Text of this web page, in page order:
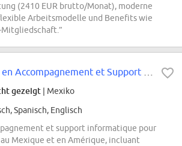
(2410 EUR brutto/Monat), moderne
Arbeitsmodelle und Benefits wie
Mitgliedschaft.”
gezeigt | Mexiko
Spanisch, Englisch
et support informatique pour
Mexique et en Amérique, incluant